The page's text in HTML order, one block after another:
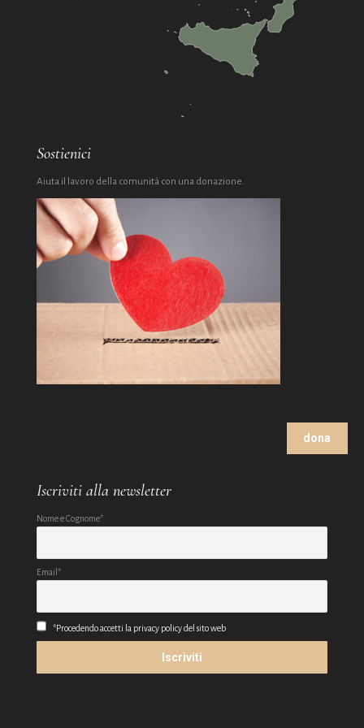
Sostienici
Aiuta il lavoro della comunità con una donazione.
dona
Iscriviti alla newsletter
Nome e Cognome*
Email*
*Procedendo accetti la privacy policy del sito web